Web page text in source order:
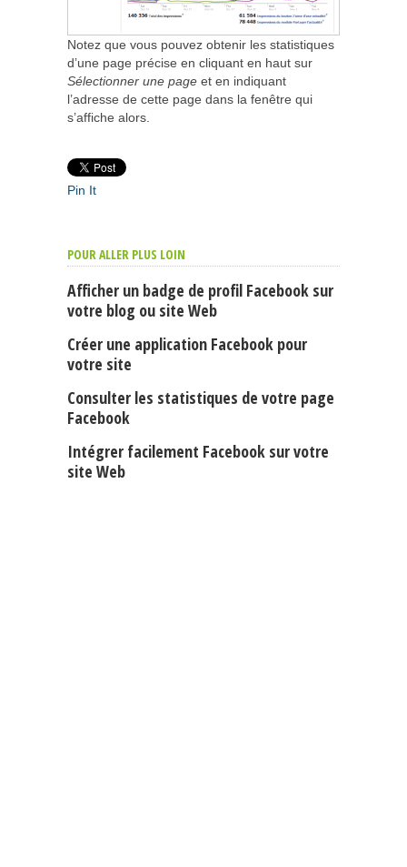
Notez que vous pouvez obtenir les statistiques
d’une page précise en cliquant en haut sur
Sélectionner une page et en indiquant
l’adresse de cette page dans la fenêtre qui
s’affiche alors.
Pin It
POUR ALLER PLUS LOIN
Afficher un badge de profil Facebook sur
votre blog ou site Web
Créer une application Facebook pour
votre site
Consulter les statistiques de votre page
Facebook
Intégrer facilement Facebook sur votre
site Web